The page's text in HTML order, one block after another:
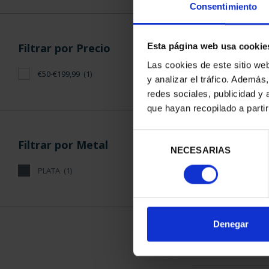
Consentimiento
Esta página web usa
Las cookies de este sitio
y analizar el tráfico.
redes sociales, publicidad y
que hayan recopilado a
consentimiento
NECESARIAS
Denegar
Filtrar por Precio
€50-€199,99 (1)
Filtrar por Metal
PLATA (1)
EL
ORDENAR POR: